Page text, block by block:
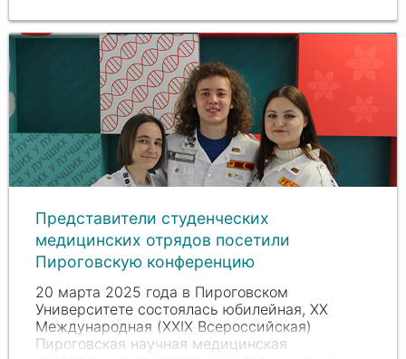
Представители студенческих
медицинских отрядов посетили
Пироговскую конференцию
20 марта 2025 года в Пироговском
Университете состоялась юбилейная, XX
Международная (XXIX Всероссийская)
Пироговская научная медицинская